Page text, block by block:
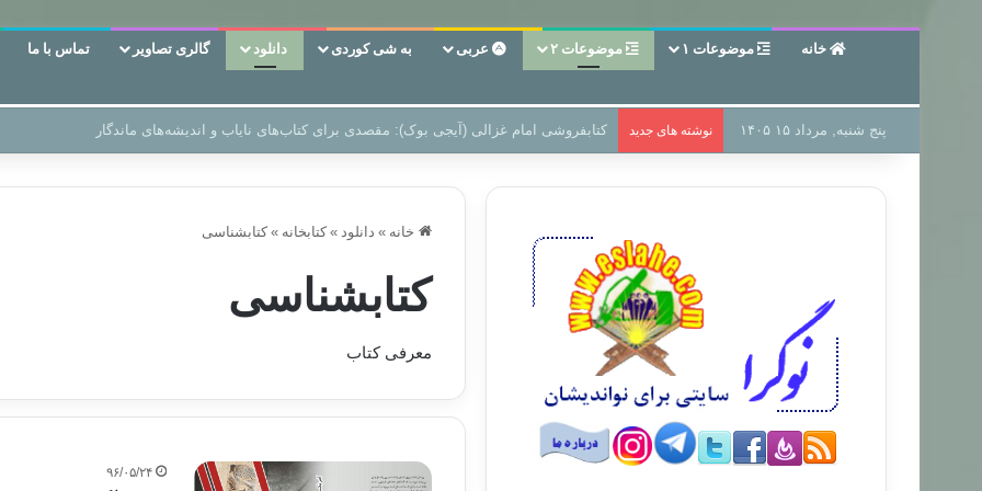
خانه موضوعات ۱ موضوعات ۲ عربی به شی کوردی دانلود گالری تصاویر تماس با ما
پنج شنبه, مرداد ۱۵ ۱۴۰۵ نوشته های جدید سر دفتر فساد در زمین‌، دوری وکناره‌گیری از راه خداست‌!
خانه » دانلود » کتابخانه » کتابشناسی
کتابشناسی
معرفی کتاب
۹۶/۰۵/۲۴